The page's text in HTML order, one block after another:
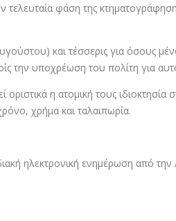
φάση της
και τέσσερις για όσους
την υποχρέωση του πολίτη για
οριστικά η ατομική τους
χρήμα και ταλαιπωρία.
ηλεκτρονική ενημέρωση από